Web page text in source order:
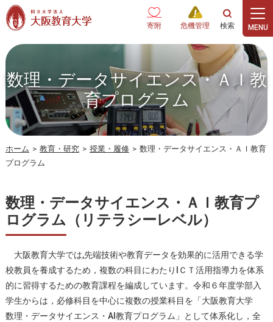
本文へ
寄附 危機管理
数理・データサイエンス・ＡＩ教
育プログラム
ホーム > 教育・研究 > 授業・履修 > 数理・データサイエンス・ＡＩ教育
プログラム
数理・データサイエンス・ＡＩ教育プ
ログラム（リテラシーレベル）
大阪教育大学では,先端技術や教育データを効果的に活用できる学
校教員を養成するため，複数の科目にわたりIＣＴ活用指導力を体系
的に習得するための教育課程を編成しています。令和６年度学部入
学生からは，必修科目を中心に複数の授業科目を「大阪教育大学
数理・データサイエンス・AI教育プログラム」として体系化し，全